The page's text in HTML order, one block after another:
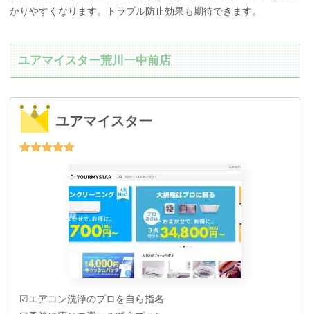
かりやすくなります。トラブル防止効果も期待できます。
ユアマイスター荒川一中前店
ユアマイスター
☑エアコン洗浄のプロを自ら指名